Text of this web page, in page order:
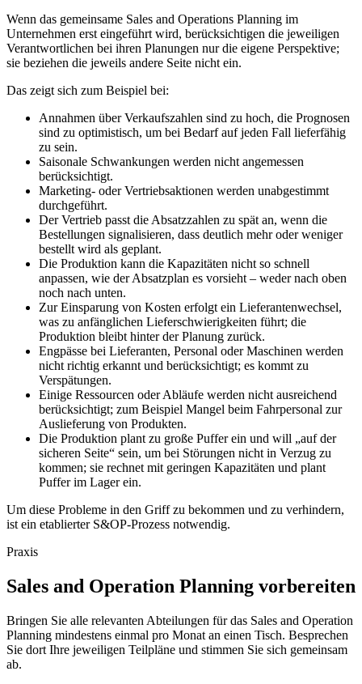
Wenn das gemeinsame Sales and Operations Planning im
Unternehmen erst eingeführt wird, berücksichtigen die jeweiligen
Verantwortlichen bei ihren Planungen nur die eigene Perspektive;
sie beziehen die jeweils andere Seite nicht ein.
Das zeigt sich zum Beispiel bei:
Annahmen über Verkaufszahlen sind zu hoch, die Prognosen
sind zu optimistisch, um bei Bedarf auf jeden Fall lieferfähig
zu sein.
Saisonale Schwankungen werden nicht angemessen
berücksichtigt.
Marketing- oder Vertriebsaktionen werden unabgestimmt
durchgeführt.
Der Vertrieb passt die Absatzzahlen zu spät an, wenn die
Bestellungen signalisieren, dass deutlich mehr oder weniger
bestellt wird als geplant.
Die Produktion kann die Kapazitäten nicht so schnell
anpassen, wie der Absatzplan es vorsieht – weder nach oben
noch nach unten.
Zur Einsparung von Kosten erfolgt ein Lieferantenwechsel,
was zu anfänglichen Lieferschwierigkeiten führt; die
Produktion bleibt hinter der Planung zurück.
Engpässe bei Lieferanten, Personal oder Maschinen werden
nicht richtig erkannt und berücksichtigt; es kommt zu
Verspätungen.
Einige Ressourcen oder Abläufe werden nicht ausreichend
berücksichtigt; zum Beispiel Mangel beim Fahrpersonal zur
Auslieferung von Produkten.
Die Produktion plant zu große Puffer ein und will „auf der
sicheren Seite“ sein, um bei Störungen nicht in Verzug zu
kommen; sie rechnet mit geringen Kapazitäten und plant
Puffer im Lager ein.
Um diese Probleme in den Griff zu bekommen und zu verhindern,
ist ein etablierter S&OP-Prozess notwendig.
Praxis
Sales and Operation Planning vorbereiten
Bringen Sie alle relevanten Abteilungen für das Sales and Operation
Planning mindestens einmal pro Monat an einen Tisch. Besprechen
Sie dort Ihre jeweiligen Teilpläne und stimmen Sie sich gemeinsam
ab.